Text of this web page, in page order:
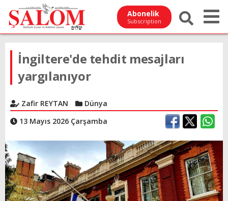
Abonelik
Subscription
İngiltere'de tehdit mesajları
yargılanıyor
Zafir REYTAN
Dünya
13 Mayıs 2026 Çarşamba